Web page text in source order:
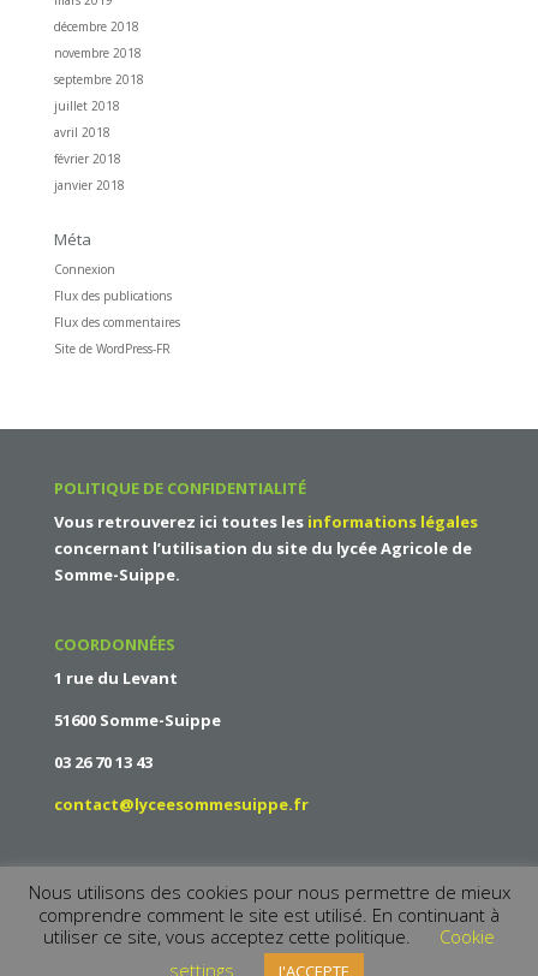
décembre 2018
novembre 2018
septembre 2018
juillet 2018
avril 2018
février 2018
janvier 2018
Méta
Connexion
Flux des publications
Flux des commentaires
Site de WordPress-FR
POLITIQUE DE CONFIDENTIALITÉ
Vous retrouverez ici toutes les informations légales
concernant l’utilisation du site du lycée Agricole de
Somme-Suippe.
COORDONNÉES
1 rue du Levant
51600 Somme-Suippe
03 26 70 13 43
contact@lyceesommesuippe.fr
Nous utilisons des cookies pour nous permettre de mieux
comprendre comment le site est utilisé. En continuant à
utiliser ce site, vous acceptez cette politique.
Cookie
settings
J'ACCEPTE